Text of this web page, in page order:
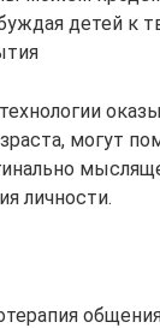
детей к
могут
личности.